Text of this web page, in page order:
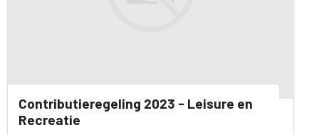
Contributieregeling 2023 - Leisure en
Recreatie